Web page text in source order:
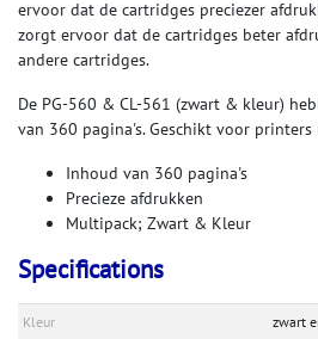
ervoor dat de cartridges preciezer
zorgt ervoor dat de cartridges beter
andere cartridges.
De PG-560 & CL-561 (zwart & kleur)
van 360 pagina's. Geschikt voor printers
Inhoud van 360 pagina's
Precieze afdrukken
Multipack; Zwart & Kleur
Specifications
Kleur zwart